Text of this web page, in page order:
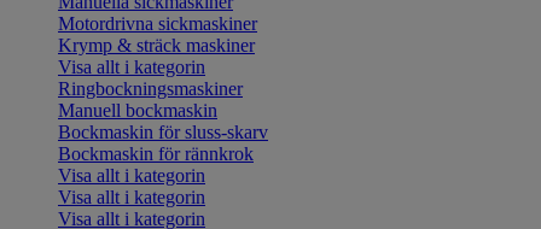
Motordrivna sickmaskiner
Krymp & sträck maskiner
Visa allt i kategorin
Ringbockningsmaskiner
Manuell bockmaskin
Bockmaskin för sluss-skarv
Bockmaskin för rännkrok
Visa allt i kategorin
Visa allt i kategorin
Visa allt i kategorin